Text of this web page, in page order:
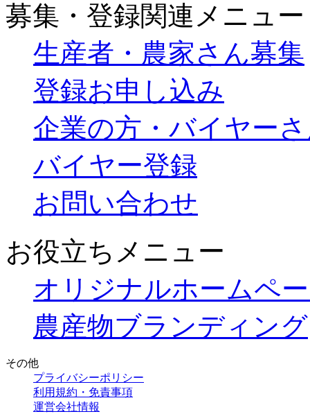
募集・登録関連メニュー
生産者・農家さん募集
登録お申し込み
企業の方・バイヤー
バイヤー登録
お問い合わせ
お役立ちメニュー
オリジナルホームペ
農産物ブランディング
その他
プライバシーポリシー
利用規約・免責事項
運営会社情報